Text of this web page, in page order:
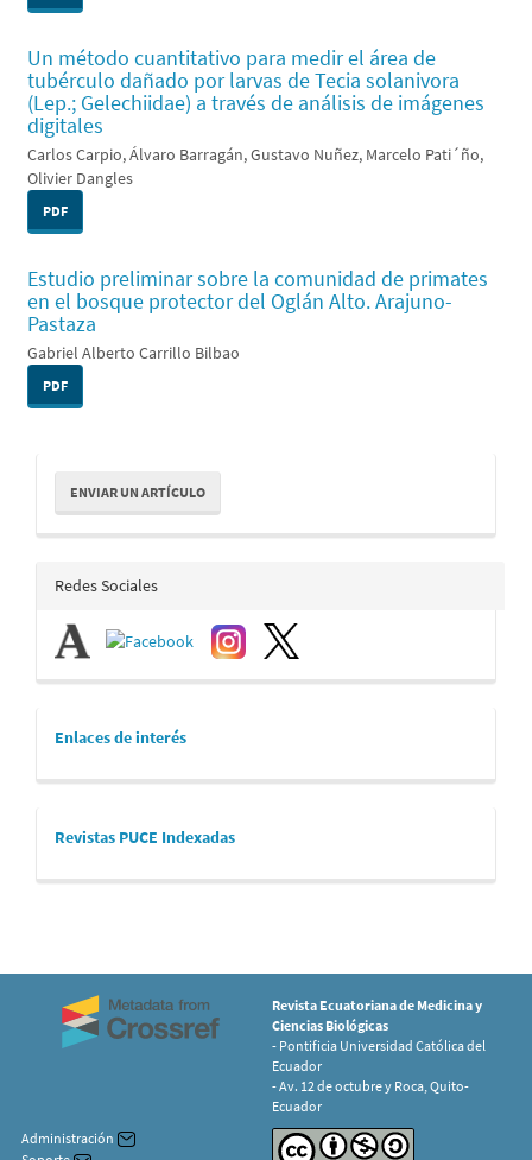
Un método cuantitativo para medir el área de
tubérculo dañado por larvas de Tecia solanivora
(Lep.; Gelechiidae) a través de análisis de imágenes
digitales
Carlos Carpio, Álvaro Barragán, Gustavo Nuñez, Marcelo Pati´ño,
Olivier Dangles
PDF
Estudio preliminar sobre la comunidad de primates
en el bosque protector del Oglán Alto. Arajuno-
Pastaza
Gabriel Alberto Carrillo Bilbao
PDF
Enviar
un
artículo
ENVIAR UN ARTÍCULO
redes_sociales
Redes Sociales
links
Enlaces de interés
revistaspuce
Revistas PUCE Indexadas
Revista Ecuatoriana de Medicina y
Ciencias Biológicas
- Pontificia Universidad Católica del
Ecuador
- Av. 12 de octubre y Roca, Quito-
Ecuador
Administración